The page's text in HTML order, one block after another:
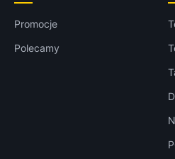
Promocje
Polecamy